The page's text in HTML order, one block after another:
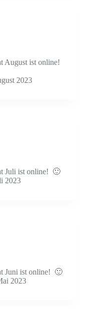
August ist online!
2023
Juli ist online! 🙂
2023
Juni ist online! 🙂
2023